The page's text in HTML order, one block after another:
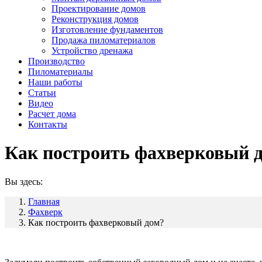
Проектирование домов
Реконструкция домов
Изготовление фундаментов
Продажа пиломатериалов
Устройство дренажа
Производство
Пиломатериалы
Наши работы
Статьи
Видео
Расчет дома
Контакты
Как построить фахверковый
Вы здесь:
Главная
Фахверк
Как построить фахверковый дом?